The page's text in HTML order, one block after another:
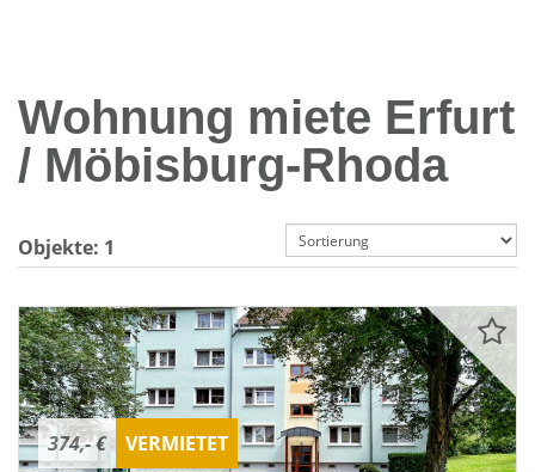
Wohnung miete Erfurt
/ Möbisburg-Rhoda
Objekte: 1
374,- € VERMIETET